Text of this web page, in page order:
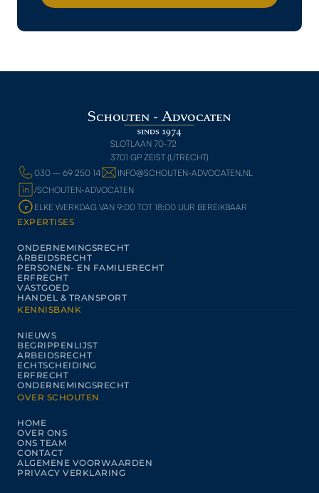
SLOTLAAN 70-72
3701 GP ZEIST (UTRECHT)
030 – 69 250 14
INFO@SCHOUTEN-ADVOCATEN.NL
/SCHOUTEN-ADVOCATEN
ELKE WERKDAG VAN 9:00 TOT 18:00 UUR BEREIKBAAR
EXPERTISES
ONDERNEMINGSRECHT
ARBEIDSRECHT
PERSONEN- EN FAMILIERECHT
ERFRECHT
VASTGOED
HANDEL & TRANSPORT
KENNISBANK
NIEUWS
BEGRIPPENLIJST
ARBEIDSRECHT
ECHTSCHEIDING
ERFRECHT
ONDERNEMINGSRECHT
OVER SCHOUTEN
HOME
OVER ONS
ONS TEAM
CONTACT
ALGEMENE VOORWAARDEN
PRIVACY VERKLARING